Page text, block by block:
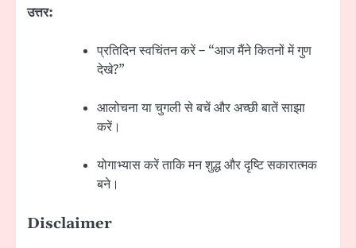
उत्तर:
प्रतिदिन स्वचिंतन करें – “आज मैंने कितनों में गुण
देखे?”
आलोचना या चुगली से बचें और अच्छी बातें साझा
करें।
योगाभ्यास करें ताकि मन शुद्ध और दृष्टि सकारात्मक
बने।
Disclaimer